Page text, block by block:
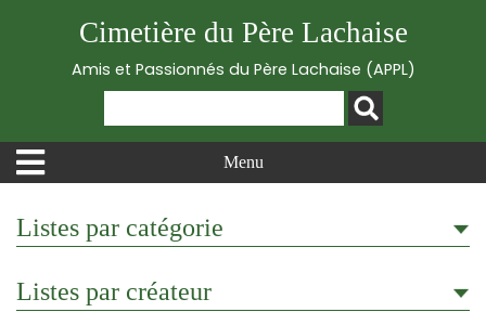
Cimetière du Père Lachaise
Amis et Passionnés du Père Lachaise (APPL)
Menu
Listes par catégorie
Listes par créateur